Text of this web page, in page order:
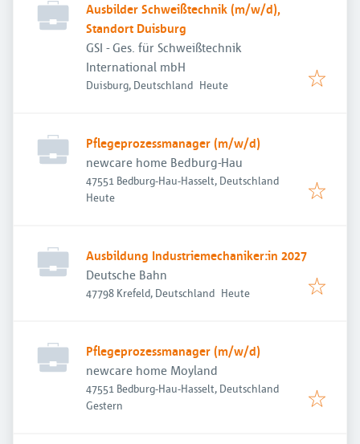
Ausbilder Schweißtechnik (m/w/d),
Standort Duisburg
GSI - Ges. für Schweißtechnik
International mbH
Duisburg, Deutschland Veröffentlicht
Heute
Pflegeprozessmanager (m/w/d)
newcare home Bedburg-Hau
47551 Bedburg-Hau-Hasselt, Deutschland
Veröffentlicht
Heute
Ausbildung Industriemechaniker:in 2027
Deutsche Bahn
47798 Krefeld, Deutschland Veröffentlicht
Heute
Pflegeprozessmanager (m/w/d)
newcare home Moyland
47551 Bedburg-Hau-Hasselt, Deutschland
Veröffentlicht
Gestern